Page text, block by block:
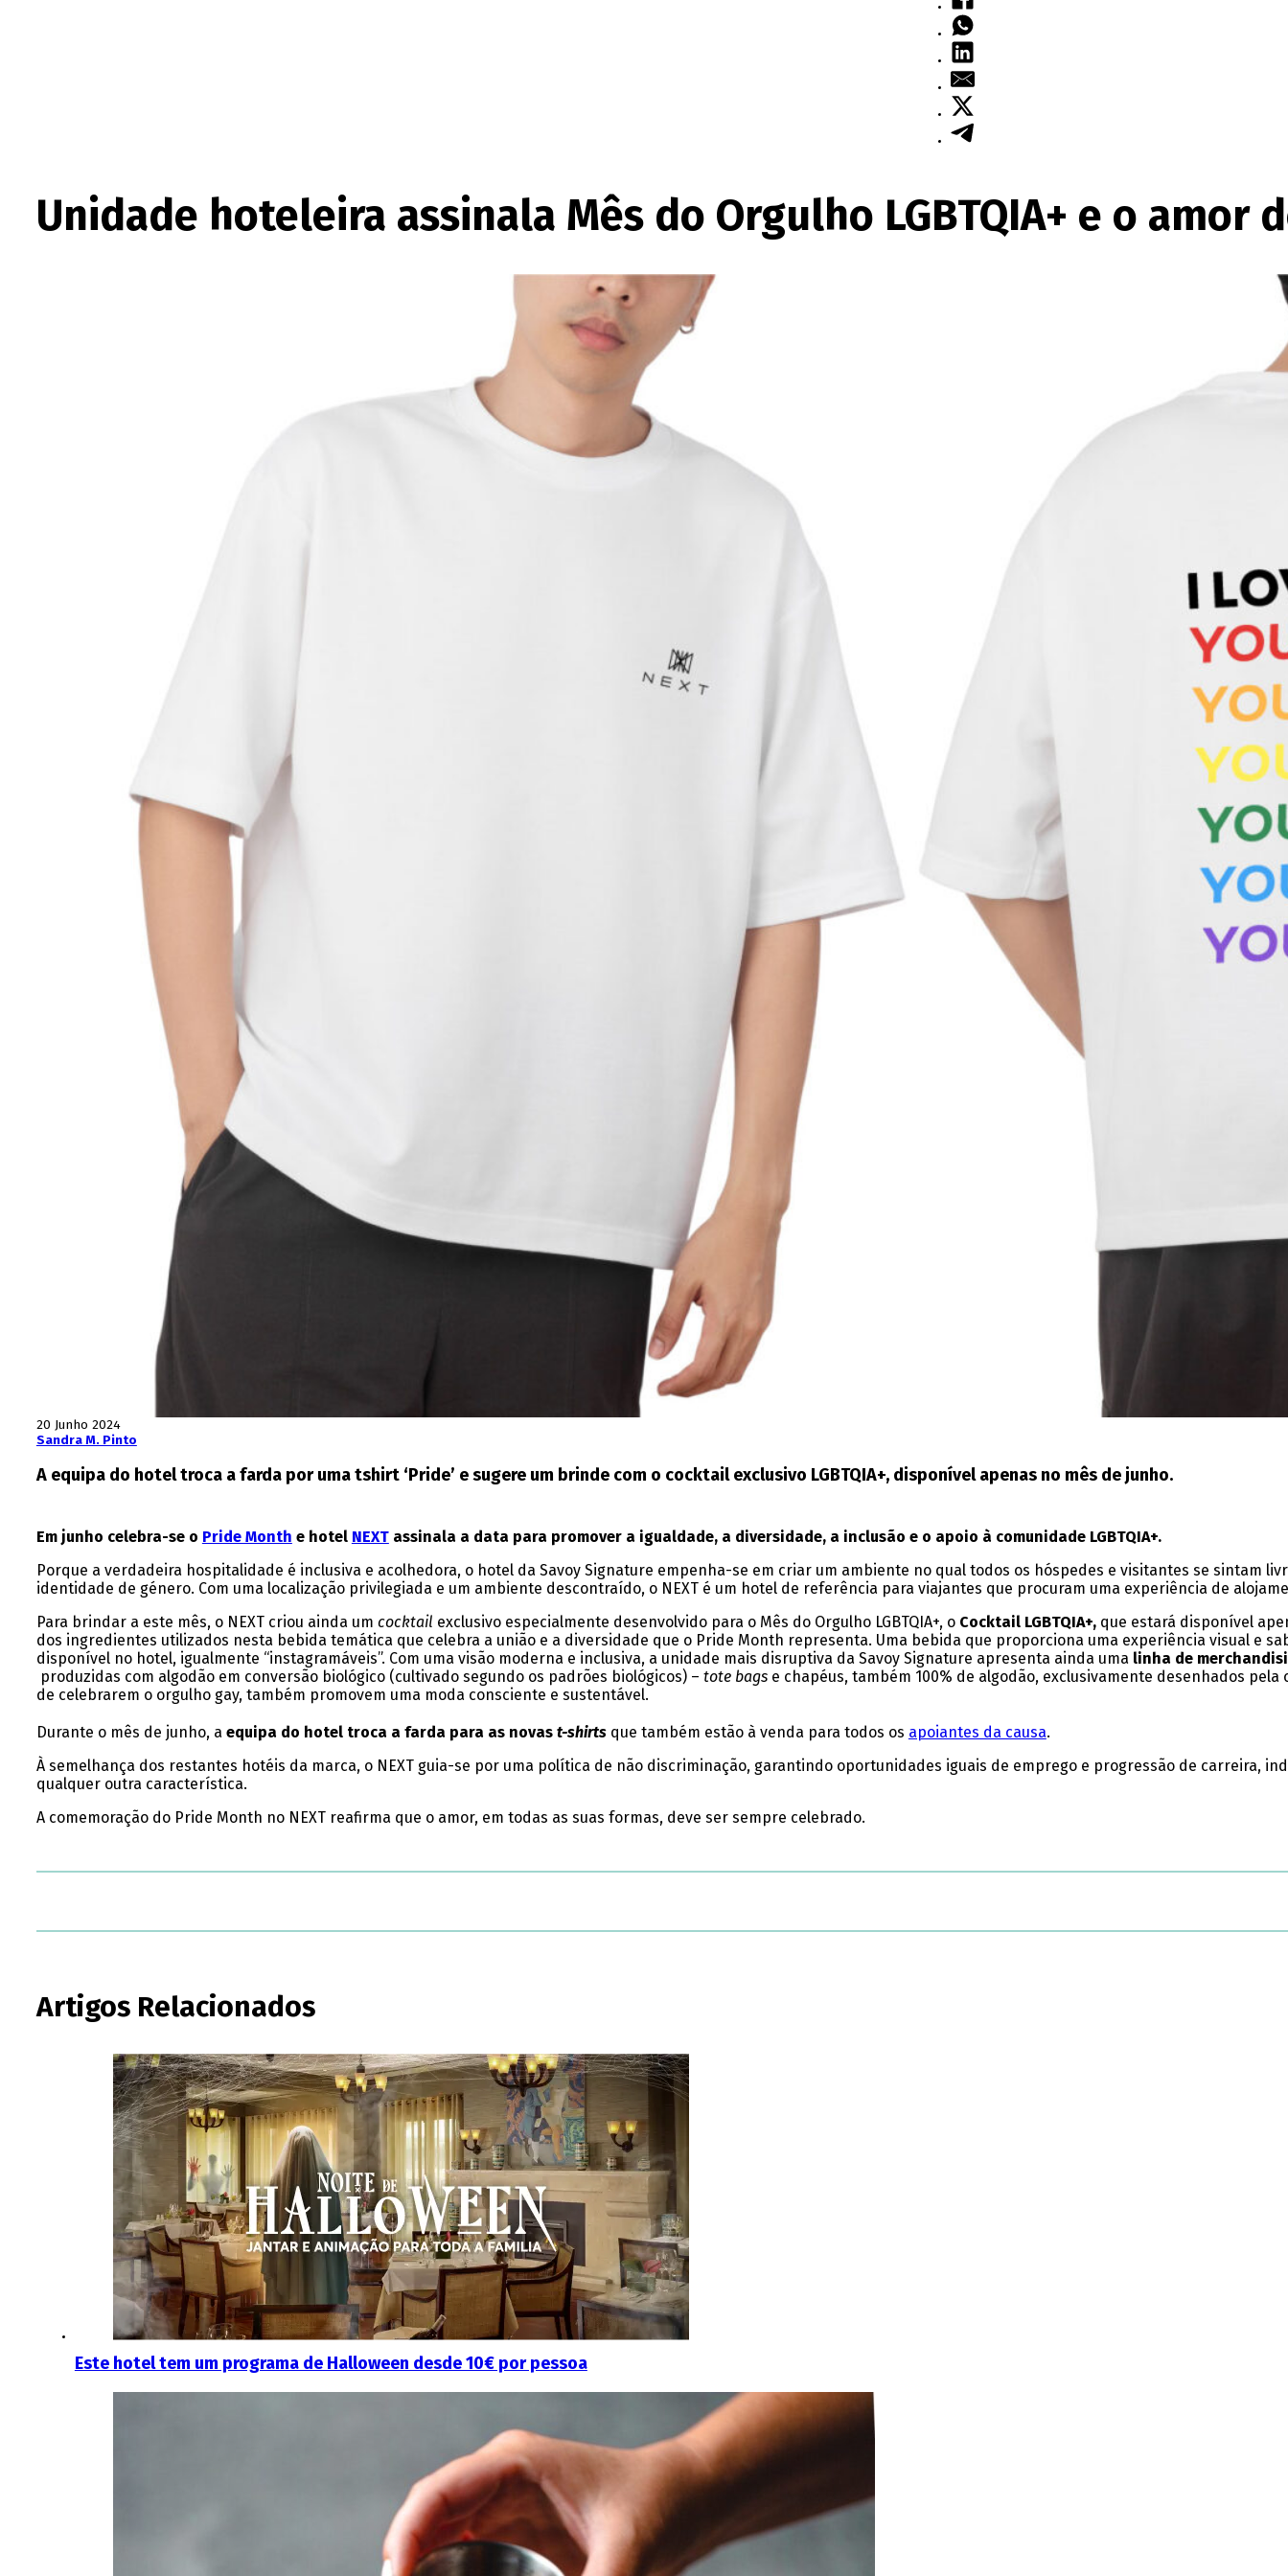
Unidade hoteleira assinala Mês do Orgulho LGBTQIA+ e o amor
20 Junho 2024
Sandra M. Pinto
A equipa do hotel troca a farda por uma tshirt ‘Pride’ e sugere um brinde com o cocktail exclusivo LGBTQIA+, disponível apenas no mês de junho.
Em junho celebra-se o Pride Month e hotel NEXTassinala a data para promover a igualdade, a diversidade, a inclusão e o apoio à comunidade LGBTQIA+.
Porque a verdadeira hospitalidade é inclusiva e acolhedora, o hotel da Savoy Signature empenha-se em criar um ambiente no qual todos os hóspedes e visitantes se sintam
identidade de género. Com uma localização privilegiada e um ambiente descontraído, o NEXT é um hotel de referência para viajantes que procuram uma experiência de
Para brindar a este mês, o NEXT criou ainda um cocktail exclusivo especialmente desenvolvido para o Mês do Orgulho LGBTQIA+, o Cocktail LGBTQIA+, que estará disponível
dos ingredientes utilizados nesta bebida temática que celebra a união e a diversidade que o Pride Month representa. Uma bebida que proporciona uma experiência visual e
disponível no hotel, igualmente “instagramáveis”. Com uma visão moderna e inclusiva, a unidade mais disruptiva da Savoy Signature apresenta ainda uma linha de
produzidas com algodão em conversão biológico (cultivado segundo os padrões biológicos) – tote bagse chapéus, também 100% de algodão, exclusivamente desenhados
de celebrarem o orgulho gay, também promovem uma moda consciente e sustentável.
Durante o mês de junho, a equipa do hotel troca a farda para as novas t-shirts que também estão à venda para todos os apoiantes da causa.
À semelhança dos restantes hotéis da marca, o NEXT guia-se por uma política de não discriminação, garantindo oportunidades iguais de emprego e progressão de carreira,
qualquer outra característica.
A comemoração do Pride Month no NEXT reafirma que o amor, em todas as suas formas, deve ser sempre celebrado.
Artigos Relacionados
Este hotel tem um programa de Halloween desde 10€ por pessoa